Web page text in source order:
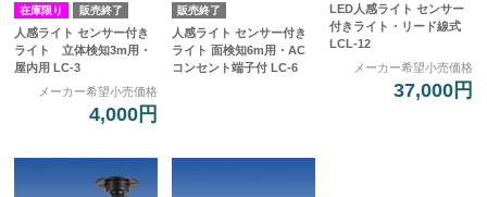
在庫限り 販売終了
人感ライト センサー付き
ライト 立体検知3m用・
屋内用 LC-3
メーカー希望小売価格
4,000円
販売終了
人感ライト センサー付き
ライト 面検知6m用・AC
コンセント端子付 LC-6
LED人感ライト センサー
付きライト・リード線式
LCL-12
メーカー希望小売価格
37,000円